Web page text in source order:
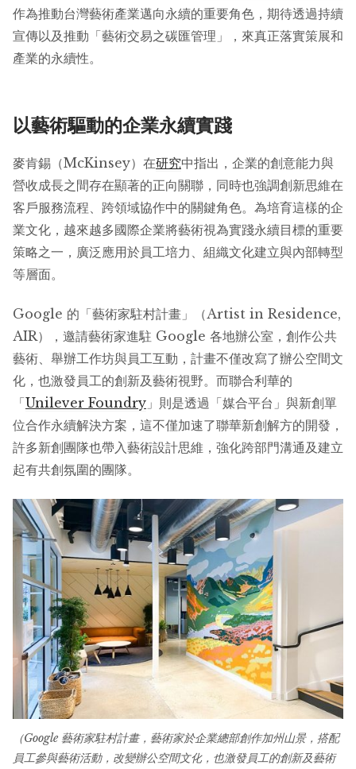
作為推動台灣藝術產業邁向永續的重要角色，期待透過持續
宣傳以及推動「藝術交易之碳匯管理」，來真正落實策展和
產業的永續性。
以藝術驅動的企業永續實踐
麥肯錫（McKinsey）在研究中指出，企業的創意能力與
營收成長之間存在顯著的正向關聯，同時也強調創新思維在
客戶服務流程、跨領域協作中的關鍵角色。為培育這樣的企
業文化，越來越多國際企業將藝術視為實踐永續目標的重要
策略之一，廣泛應用於員工培力、組織文化建立與內部轉型
等層面。
Google 的「藝術家駐村計畫」（Artist in Residence,
AIR），邀請藝術家進駐 Google 各地辦公室，創作公共
藝術、舉辦工作坊與員工互動，計畫不僅改寫了辦公空間文
化，也激發員工的創新及藝術視野。而聯合利華的
「Unilever Foundry 」則是透過「媒合平台」與新創單
位合作永續解決方案，這不僅加速了聯華新創解方的開發，
許多新創團隊也帶入藝術設計思維，強化跨部門溝通及建立
起有共創氛圍的團隊。
（Google 藝術家駐村計畫，藝術家於企業總部創作加州山景，搭配
員工參與藝術活動，改變辦公空間文化，也激發員工的創新及藝術